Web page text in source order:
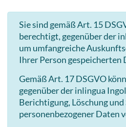
Sie sind gemäß Art. 15
berechtigt, gegenüber der
um umfangreiche
Ihrer Person gespeicherten
Gemäß Art. 17 DSGVO
gegenüber der inlingua
Berichtigung, Löschung
personenbezogener Daten